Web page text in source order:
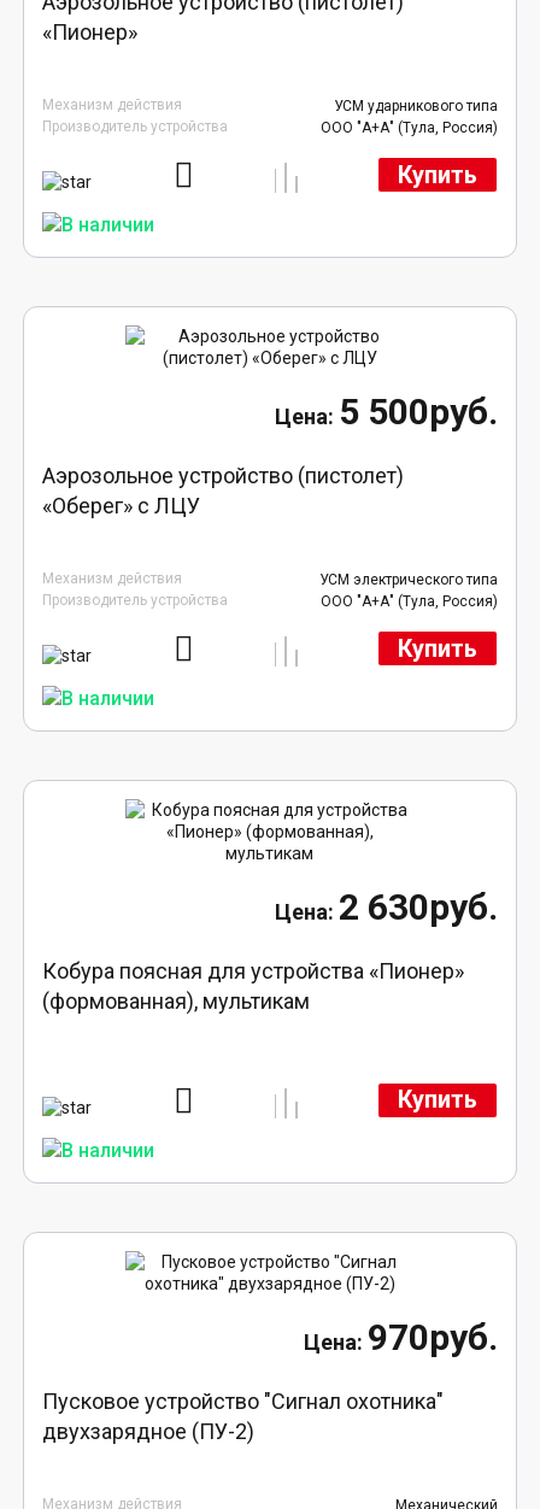
«Пионер»
Механизм действия
УСМ ударникового типа
Производитель устройства
ООО "А+А" (Тула, Россия)
Купить
5 500руб.
Аэрозольное устройство (пистолет)
«Оберег» с ЛЦУ
Механизм действия
УСМ электрического типа
Производитель устройства
ООО "А+А" (Тула, Россия)
Купить
2 630руб.
Кобура поясная для устройства «Пионер»
(формованная), мультикам
Купить
970руб.
Пусковое устройство "Сигнал охотника"
двухзарядное (ПУ-2)
Механизм действия
Механический